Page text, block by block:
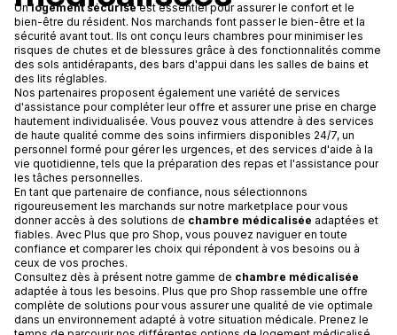
Unlogement sécuriséest essentiel pour assurer le confort et le
bien-être du résident. Nos marchands font passer le bien-être et la
sécurité avant tout. Ils ont conçu leurs chambres pour minimiser les
risques de chutes et de blessures grâce à des fonctionnalités comme
des sols antidérapants, des bars d'appui dans les salles de bains et
des lits réglables.
Nos partenaires proposent également une variété de services
d'assistance pour compléter leur offre et assurer une prise en charge
hautement individualisée. Vous pouvez vous attendre à des services
de haute qualité comme des soins infirmiers disponibles 24/7, un
personnel formé pour gérer les urgences, et des services d'aide à la
vie quotidienne, tels que la préparation des repas et l'assistance pour
les tâches personnelles.
En tant que partenaire de confiance, nous sélectionnons
rigoureusement les marchands sur notre marketplace pour vous
donner accès à des solutions de chambre médicalisée adaptées et
fiables. Avec Plus que pro Shop, vous pouvez naviguer en toute
confiance et comparer les choix qui répondent à vos besoins ou à
ceux de vos proches.
Consultez dès à présent notre gamme de chambre médicalisée
adaptée à tous les besoins. Plus que pro Shop rassemble une offre
complète de solutions pour vous assurer une qualité de vie optimale
dans un environnement adapté à votre situation médicale. Prenez le